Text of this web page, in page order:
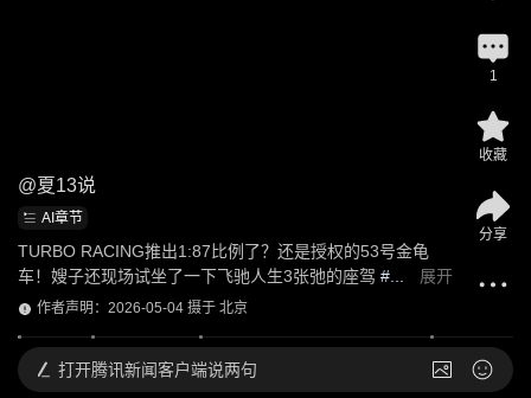
@夏13说
AI章节
TURBO RACING推出1:87比例了？还是授权的53号金龟
车！嫂子还现场试坐了一下飞驰人生3张弛的座驾 #... 展开
作者声明：2026-05-04 摄于 北京
1
收藏
分享
打开腾讯新闻客户端说两句